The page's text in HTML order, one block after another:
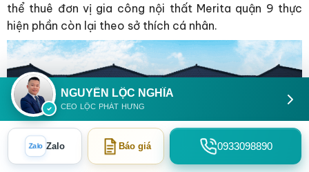
thể thuê đơn vị gia công nội thất Merita quận 9 thực
hiện phần còn lại theo sở thích cá nhân.
NGUYỄN LỘC NGHĨA
CEO LỘC PHÁT HƯNG
Zalo Zalo Báo giá 0933098890